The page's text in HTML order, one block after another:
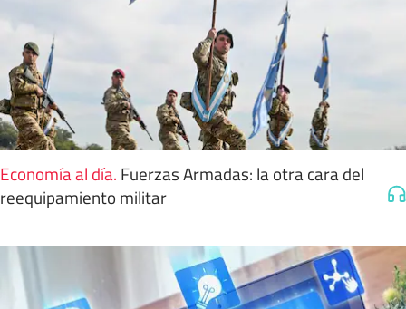
Economía al día. Fuerzas Armadas: la otra cara del
reequipamiento militar